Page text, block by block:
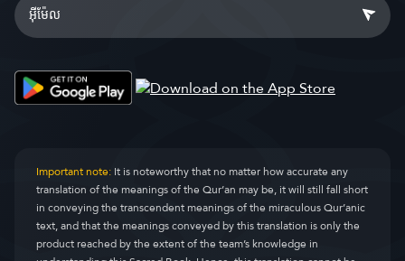
Important note:It is noteworthy that no matter how accurate any
translation of the meanings of the Qur’an may be, it will still fall short
in conveying the transcendent meanings of the miraculous Qur’anic
text, and that the meanings conveyed by this translation is only the
product reached by the extent of the team’s knowledge in